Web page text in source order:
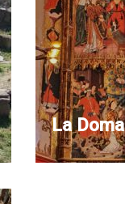
La Doma